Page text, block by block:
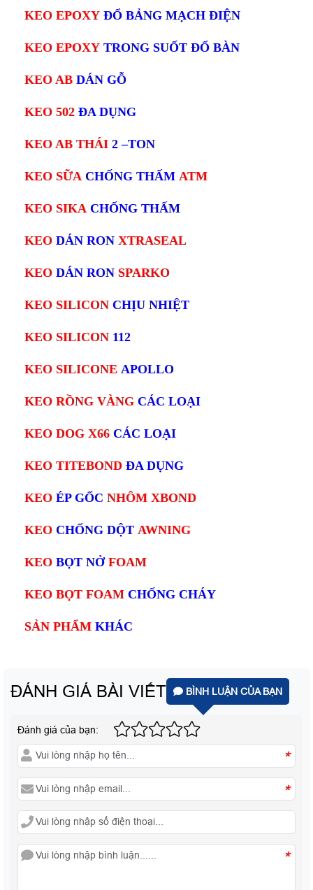
KEO EPOXY ĐỔ BẢNG MẠCH ĐIỆN
KEO EPOXY TRONG SUỐT ĐỔ BÀN
KEO AB DÁN GỖ
KEO 502 ĐA DỤNG
KEO AB THÁI 2 –TON
KEO SỮA CHỐNG THẤM ATM
KEO SIKA CHỐNG THẤM
KEO DÁN RON XTRASEAL
KEO DÁN RON SPARKO
KEO SILICON CHỊU NHIỆT
KEO SILICON 112
KEO SILICONE APOLLO
KEO RỒNG VÀNG CÁC LOẠI
KEO DOG X66 CÁC LOẠI
KEO TITEBOND ĐA DỤNG
KEO ÉP GỐC NHÔM XBOND
KEO CHỐNG DỘT AWNING
KEO BỌT NỞ FOAM
KEO BỌT FOAM CHỐNG CHÁY
SẢN PHẨM KHÁC
ĐÁNH GIÁ BÀI VIẾT BÌNH LUẬN CỦA BẠN
Đánh giá của bạn:
*
*
*